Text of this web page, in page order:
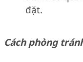
đặt.
Cách phòng